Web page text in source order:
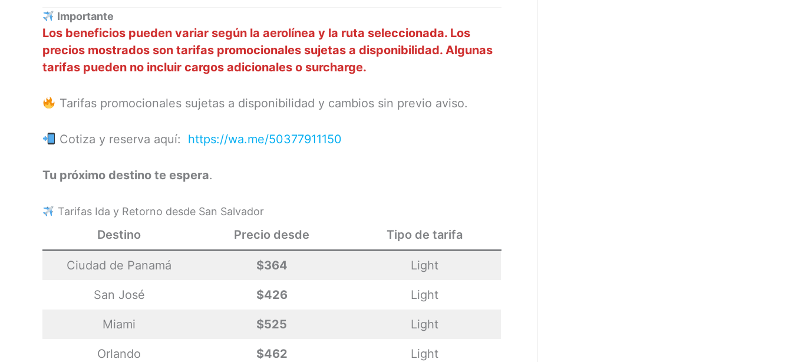
Importante
Los beneficios pueden variar según la aerolínea y la ruta seleccionada. Los
precios mostrados son tarifas promocionales sujetas a disponibilidad. Algunas
tarifas pueden no incluir cargos adicionales o surcharge.
Tarifas promocionales sujetas a disponibilidad y cambios sin previo aviso.
Cotiza y reserva aquí: https://wa.me/50377911150
Tu próximo destino te espera.
Tarifas Ida y Retorno desde San Salvador
Destino Precio desde Tipo de tarifa
Ciudad de Panamá $364 Light
San José $426 Light
Miami $525 Light
Orlando $462 Light